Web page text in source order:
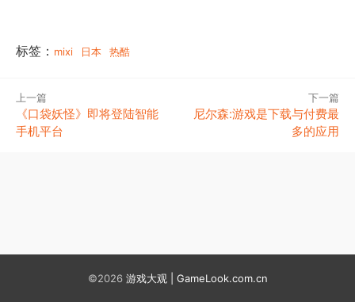
标签： mixi 日本 热酷
上一篇
《口袋妖怪》即将登陆智能
手机平台
下一篇
尼尔森:游戏是下载与付费最
多的应用
©2026 游戏大观 | GameLook.com.cn